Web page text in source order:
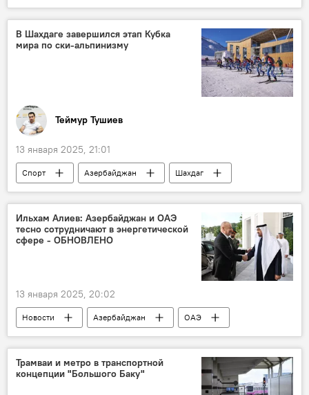
МИД Азербайджана
Азербайджан
Россия
Сергей Лавров
Джейхун Байрамов
Письмо
В Шахдаге завершился этап Кубка
мира по ски-альпинизму
Теймур Тушиев
13 января 2025, 21:01
Спорт Азербайджан
Шахдаг
альпинизм
альпинисты
лыжный альпинизм
Квалификация
Турнир
Олимпиада Кубок мира
Ильхам Алиев: Азербайджан и ОАЭ
тесно сотрудничают в энергетической
сфере - ОБНОВЛЕНО
13 января 2025, 20:02
Новости Азербайджан
ОАЭ
Президент
Ильхам Алиев
Рабочий визит
Политика
Аэропорт
Почетный караул
Трамваи и метро в транспортной
концепции "Большого Баку"